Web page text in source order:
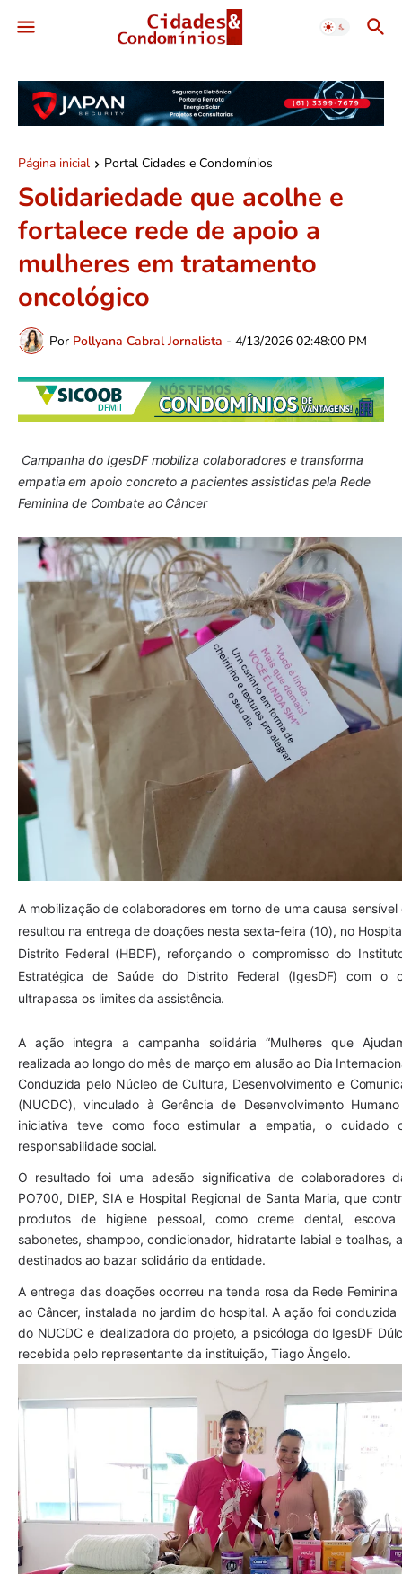
Página inicial Portal Cidades e Condomínios
Solidariedade que acolhe e
fortalece rede de apoio a
mulheres em tratamento
oncológico
Por Pollyana Cabral Jornalista - 4/13/2026 02:48:00 PM
Campanha do IgesDF mobiliza colaboradores e transforma
empatia em apoio concreto a pacientes assistidas pela Rede
Feminina de Combate ao Câncer
A mobilização de colaboradores em torno de uma causa sensível
resultou na entrega de doações nesta sexta-feira (10), no
Distrito Federal (HBDF), reforçando o compromisso do
Estratégica de Saúde do Distrito Federal (IgesDF) com o
ultrapassa os limites da assistência.
A ação integra a campanha solidária “Mulheres que
realizada ao longo do mês de março em alusão ao Dia
Conduzida pelo Núcleo de Cultura, Desenvolvimento e
(NUCDC), vinculado à Gerência de Desenvolvimento Humano
iniciativa teve como foco estimular a empatia, o cuidado
responsabilidade social.
O resultado foi uma adesão significativa de colaboradores
PO700, DIEP, SIA e Hospital Regional de Santa Maria, que
produtos de higiene pessoal, como creme dental,
sabonetes, shampoo, condicionador, hidratante labial e toalhas,
destinados ao bazar solidário da entidade.
A entrega das doações ocorreu na tenda rosa da Rede
ao Câncer, instalada no jardim do hospital. A ação foi conduzida
do NUCDC e idealizadora do projeto, a psicóloga do IgesDF
recebida pelo representante da instituição, Tiago Ângelo.